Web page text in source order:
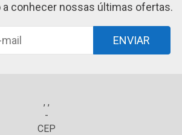
a conhecer nossas últimas ofertas.
ENVIAR
, ,
-
CEP